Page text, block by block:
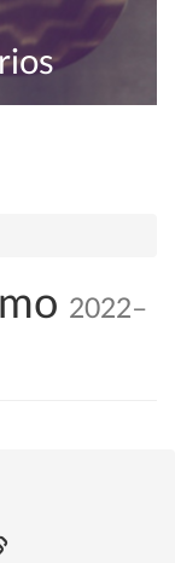
2022–